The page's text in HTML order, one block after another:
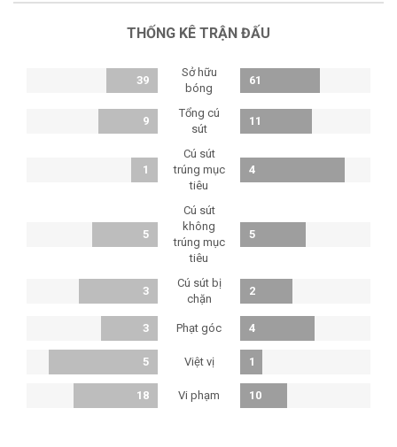
THỐNG KÊ TRẬN ĐẤU
39
Sở hữu
bóng
61
9
Tổng cú
sút
11
1
Cú sút
trúng mục
tiêu
4
5
Cú sút
không
trúng mục
tiêu
5
3
Cú sút bị
chặn
2
3 Phạt góc 4
5 Việt vị 1
18 Vi phạm 10